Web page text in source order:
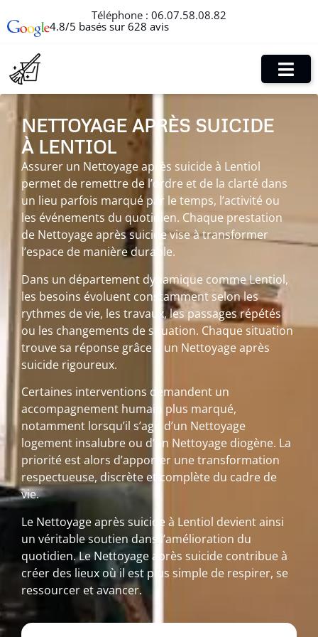
Téléphone : 06.07.58.08.82
4.8/5 basés sur 628 avis
NETTOYAGE APRÈS SUICIDE
À LENTIOL
Assurer un Nettoyage après suicide à Lentiol
permet de remettre de l’ordre et de la clarté dans
un lieu parfois marqué par le temps, l’activité ou
les événements du quotidien. Chaque prestation
de Nettoyage après suicide vise à transformer
l’espace de manière durable.
Dans un département dynamique comme Lentiol,
les besoins évoluent constamment selon les
rythmes de vie, les travaux, les passages répétés
ou les changements de situation. Chaque situation
trouve sa réponse grâce à un Nettoyage après
suicide rigoureux.
Certaines interventions demandent un
accompagnement humain plus marqué,
notamment lorsqu’il s’agit d’un Nettoyage
logement insalubre ou d’un Nettoyage diogène. La
priorité est alors d’apporter une transformation
respectueuse, discrète et complète du cadre de
vie.
Le Nettoyage après suicide à Lentiol devient ainsi
un véritable soutien dans l’amélioration du
quotidien. Le Nettoyage après suicide contribue à
créer des lieux où il est plus simple de respirer, se
ressourcer et avancer.